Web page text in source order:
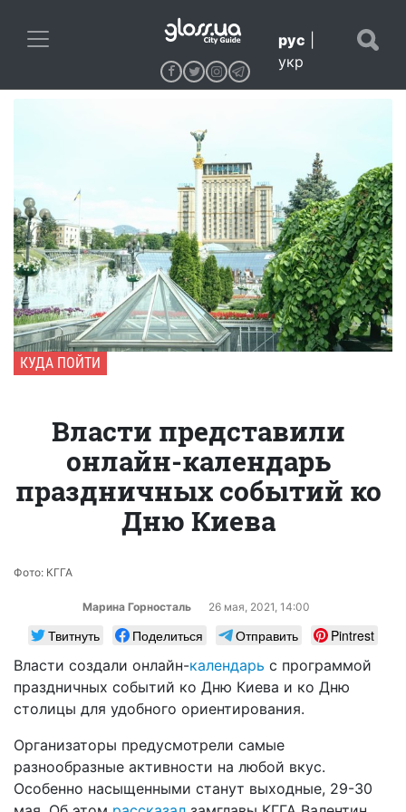
рус
укр
КУДА ПОЙТИ
Власти представили
онлайн-календарь
праздничных событий ко
Дню Киева
Фото: КГГА
Марина Горносталь 26 мая, 2021, 14:00
Твитнуть Поделиться Отправить
Pintrest
Власти создали онлайн-календарь с программой
праздничных событий ко Дню Киева и ко Дню
столицы для удобного ориентирования.
Организаторы предусмотрели самые
разнообразные активности на любой вкус.
Особенно насыщенными станут выходные, 29-30